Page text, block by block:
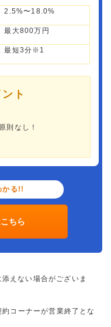
2.5%〜18.0%
最大800万円
最短3分※1
ト
則なし！
かる!!
ちら
えない場合がございま
コーナーが営業終了とな